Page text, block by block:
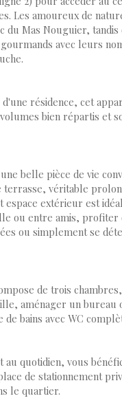
Les amoureux de
du Mas Nouguier,
avec leurs
résidence, cet
bien répartis et
belle pièce de vie
terrasse, véritable
espace extérieur est
ou entre amis, profiter
ou simplement se
de trois
aménager un bureau
de bains avec WC
quotidien, vous
de stationnement
le quartier.